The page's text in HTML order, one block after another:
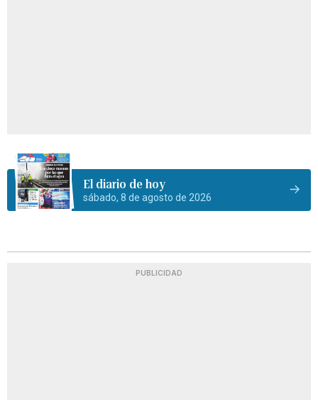
El diario de hoy
sábado, 8 de agosto de 2026
PUBLICIDAD